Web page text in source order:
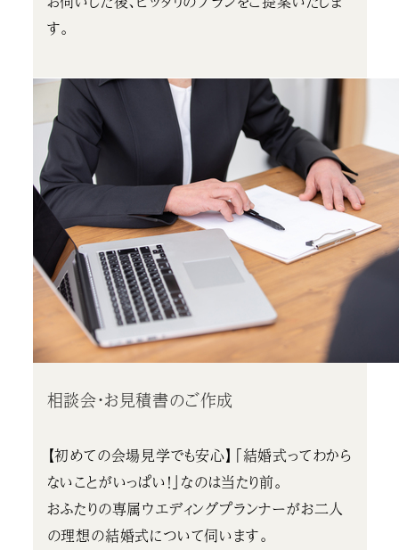
す。
相談会・お見積書のご作成
【初めての会場見学でも安心】「結婚式ってわから
ないことがいっぱい！」なのは当たり前。
おふたりの専属ウエディングプランナーがお二人
の理想の結婚式について伺います。